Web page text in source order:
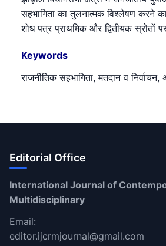
सहभागिता का तुलनात्मक विश्लेषण करने
शोध पत्र प्राथमिक और द्वितीयक स्रोतों
Keywords
राजनीतिक सहभागिता, मतदान व
Editorial Office
International Journal of
Multidisciplinary
Email:
editor.ijcrmjournal@gmail.com